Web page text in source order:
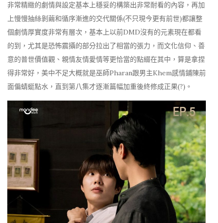
非常精緻的劇情與設定基本上穩妥的構築出非常耐看的內容，再加
上慢慢抽絲剝繭和循序漸進的交代關係(不只現今更有前世)都讓整
個劇情厚實度非常有層次，基本上以前DMD沒有的元素現在都看
的到，尤其是恐怖震攝的部分拉出了相當的張力，而文化信仰、善
意的普世價值觀、親情友情愛情等更恰當的點綴在其中，算是拿捏
得非常好，美中不足大概就是巫師Pharan跟男主Khem感情鋪陳前
面偏蜻蜓點水，直到第八集才逐漸篇幅加重後終修成正果(?)。